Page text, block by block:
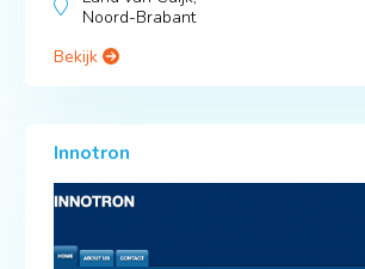
Noord-Brabant
Bekijk
Innotron